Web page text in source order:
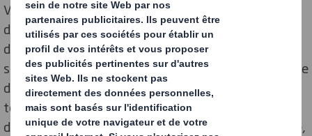
Vendu à un million d’unités chaque année, le poulet
d’Auvergne estampillé « Filière Qualité Carrefour » est
devenue la star de la blockchain de l’enseigne. En
scannant le QR code présent sur l’étiquette d’emballage
de la volaille, son bienheureux acheteur peut accéder à
toutes les informations disponibles, depuis son lieu
d’élevage jusqu’à sa mise en rayon : alimentation reçue,